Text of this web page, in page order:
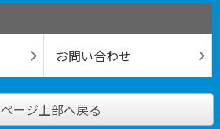
お問い合わせ
ページ上部へ戻る